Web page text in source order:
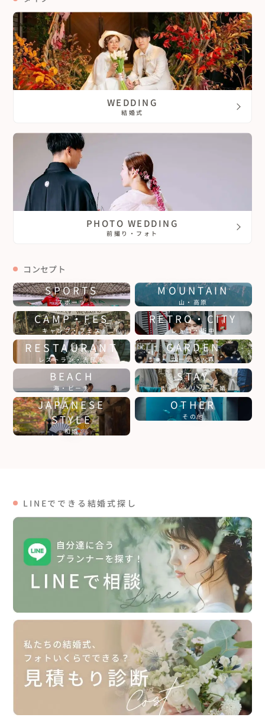
WEDDING
結婚式
PHOTO WEDDING
前撮り・フォト
コンセプト
SPORTS
スポーツ
MOUNTAIN
山・高原
CAMP・FES
キャンプ・フェス
RETRO・CITY
レトロ・街中
RESTAURANT
レストラン・古民家
GARDEN
ガーデン・森
BEACH
海・ビーチ
STAY
ホテル・リゾート婚
JAPANESE
STYLE
和婚
OTHER
その他
LINEでできる結婚式探し